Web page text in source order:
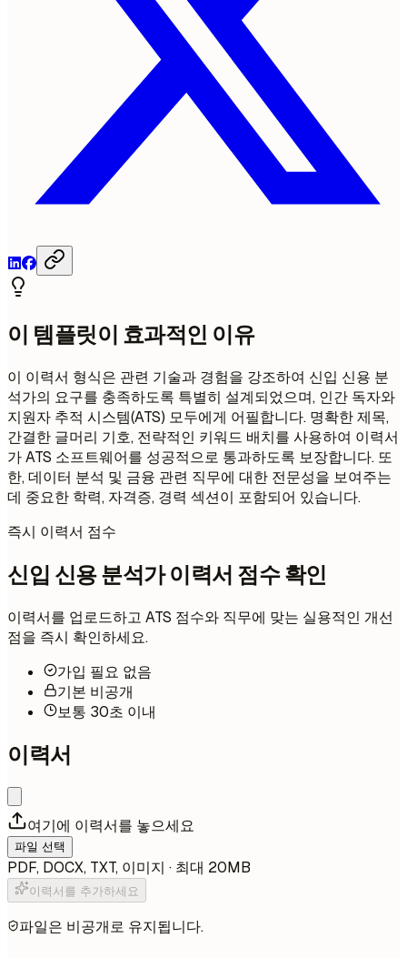
이 템플릿이 효과적인 이유
이 이력서 형식은 관련 기술과 경험을 강조하여 신입 신용 분
석가의 요구를 충족하도록 특별히 설계되었으며, 인간 독자와
지원자 추적 시스템(ATS) 모두에게 어필합니다. 명확한 제목,
간결한 글머리 기호, 전략적인 키워드 배치를 사용하여 이력서
가 ATS 소프트웨어를 성공적으로 통과하도록 보장합니다. 또
한, 데이터 분석 및 금융 관련 직무에 대한 전문성을 보여주는
데 중요한 학력, 자격증, 경력 섹션이 포함되어 있습니다.
즉시 이력서 점수
신입 신용 분석가 이력서 점수 확인
이력서를 업로드하고 ATS 점수와 직무에 맞는 실용적인 개선
점을 즉시 확인하세요.
가입 필요 없음
기본 비공개
보통 30초 이내
이력서
여기에 이력서를 놓으세요
파일 선택
PDF, DOCX, TXT, 이미지 · 최대 20MB
이력서를 추가하세요
파일은 비공개로 유지됩니다.